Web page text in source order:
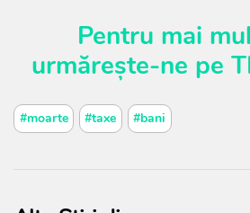
Pentru mai
urmărește-ne pe
#moarte #taxe #bani